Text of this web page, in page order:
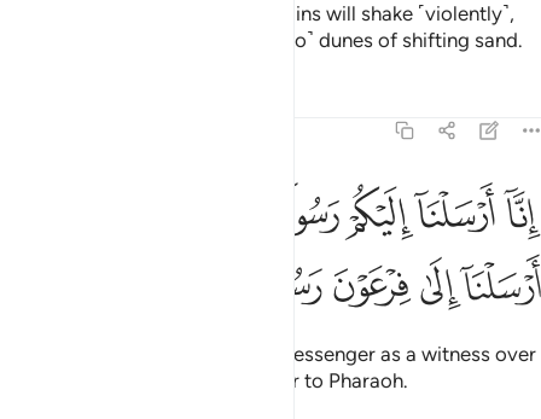
on the Day the earth and mountains will shake ˹violently˺,
and mountains will be ˹reduced to˺ dunes of shifting sand.
انا ارسلنا اليكم رسولا شاهدا عليكم كما ارسلنا الى فرعون رسولا ١٥
إِنَّآ أَرْسَلْنَآ إِلَيْكُمْ رَسُولًۭا شَـٰهِدًا عَلَيْكُمْ كَمَآ أَرْسَلْنَآ إِلَىٰ فِرْعَوْنَ
ﲠﲡﲢﲣ
ﲧﲨﲩﲪ
Indeed, We have sent to you a messenger as a witness over
you, just as We sent a messenger to Pharaoh.